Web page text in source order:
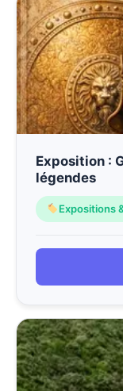
Exposition :
légendes
Expositions